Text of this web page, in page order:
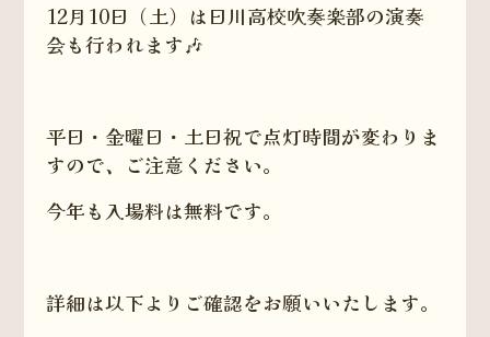
12月10日（土）は日川高校吹奏楽部の演奏
会も行われます🎶
平日・金曜日・土日祝で点灯時間が変わりま
すので、ご注意ください。
今年も入場料は無料です。
詳細は以下よりご確認をお願いいたします。